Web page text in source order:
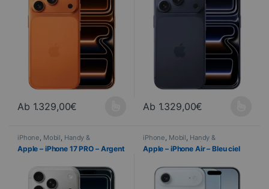
Ab 1.329,00€
Dieses Produkt ist in verschiedenen Ausführungen erhältlich.
Ab 1.329,00€
Dieses Produkt ist in
iPhone, Mobil, Handy &
Smartphone Telefonie
Apple – iPhone 17 PRO – Argent
iPhone, Mobil, Handy &
Smartphone Telefonie
Apple – iPhone Air – Bleu ciel